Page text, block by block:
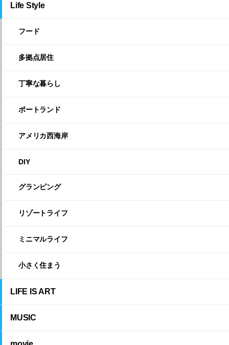
Life Style
フード
多拠点居住
丁寧な暮らし
ポートランド
アメリカ西海岸
DIY
グランピング
リゾートライフ
ミニマルライフ
小さく住まう
LIFE IS ART
MUSIC